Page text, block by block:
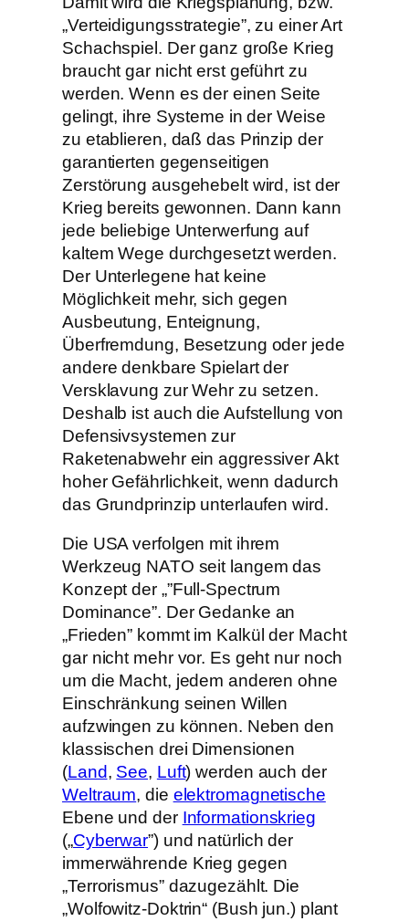
„Verteidigungsstrategie”, zu einer Art
Schachspiel. Der ganz große Krieg
braucht gar nicht erst geführt zu
werden. Wenn es der einen Seite
gelingt, ihre Systeme in der Weise
zu etablieren, daß das Prinzip der
garantierten gegenseitigen
Zerstörung ausgehebelt wird, ist der
Krieg bereits gewonnen. Dann kann
jede beliebige Unterwerfung auf
kaltem Wege durchgesetzt werden.
Der Unterlegene hat keine
Möglichkeit mehr, sich gegen
Ausbeutung, Enteignung,
Überfremdung, Besetzung oder jede
andere denkbare Spielart der
Versklavung zur Wehr zu setzen.
Deshalb ist auch die Aufstellung von
Defensivsystemen zur
Raketenabwehr ein aggressiver Akt
hoher Gefährlichkeit, wenn dadurch
das Grundprinzip unterlaufen wird.
Die USA verfolgen mit ihrem
Werkzeug NATO seit langem das
Konzept der „”Full-Spectrum
Dominance”. Der Gedanke an
„Frieden” kommt im Kalkül der Macht
gar nicht mehr vor. Es geht nur noch
um die Macht, jedem anderen ohne
Einschränkung seinen Willen
aufzwingen zu können. Neben den
klassischen drei Dimensionen
(Land, See, Luft) werden auch der
Weltraum, die elektromagnetische
Ebene und der Informationskrieg
(„Cyberwar”) und natürlich der
immerwährende Krieg gegen
„Terrorismus” dazugezählt. Die
„Wolfowitz-Doktrin“ (Bush jun.) plant